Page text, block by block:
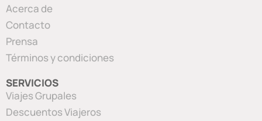
Acerca de
Contacto
Prensa
Términos y condiciones
SERVICIOS
Viajes Grupales
Descuentos Viajeros